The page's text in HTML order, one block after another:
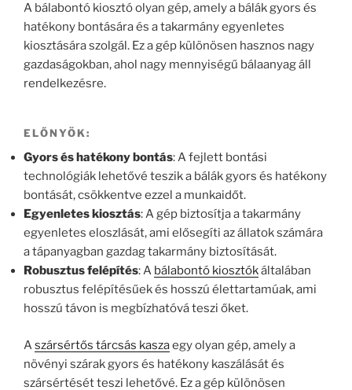
A bálabontó kiosztó olyan gép, amely a bálák gyors és
hatékony bontására és a takarmány egyenletes
kiosztására szolgál. Ez a gép különösen hasznos nagy
gazdaságokban, ahol nagy mennyiségű bálaanyag áll
rendelkezésre.
ELŐNYÖK:
Gyors és hatékony bontás: A fejlett bontási
technológiák lehetővé teszik a bálák gyors és hatékony
bontását, csökkentve ezzel a munkaidőt.
Egyenletes kiosztás: A gép biztosítja a takarmány
egyenletes eloszlását, ami elősegíti az állatok számára
a tápanyagban gazdag takarmány biztosítását.
Robusztus felépítés: A bálabontó kiosztókáltalában
robusztus felépítésűek és hosszú élettartamúak, ami
hosszú távon is megbízhatóvá teszi őket.
A szársértős tárcsás kaszaegy olyan gép, amely a
növényi szárak gyors és hatékony kaszálását és
szársértését teszi lehetővé. Ez a gép különösen